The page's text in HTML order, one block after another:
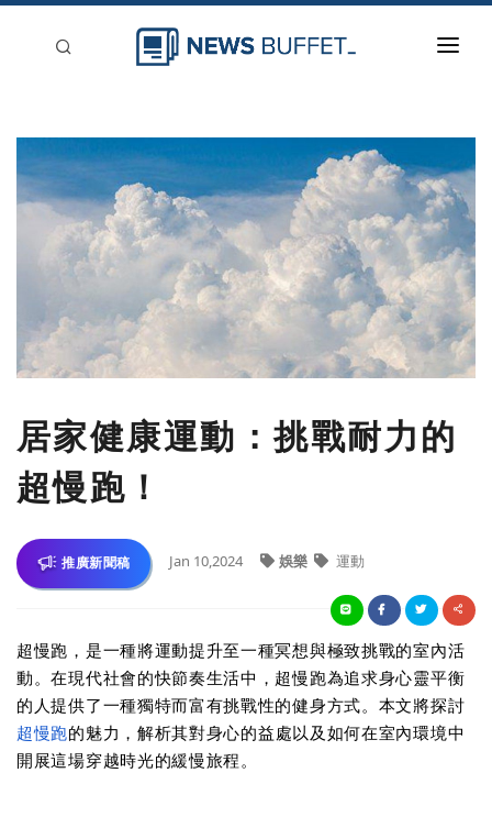
新聞稿分類
刊登
居家健康運動：挑戰耐力的
超慢跑！
推廣新聞稿 Jan 10,2024 娛樂 運動
超慢跑，是一種將運動提升至一種冥想與極致挑戰的室內活
動。在現代社會的快節奏生活中，超慢跑為追求身心靈平衡
的人提供了一種獨特而富有挑戰性的健身方式。本文將探討
超慢跑的魅力，解析其對身心的益處以及如何在室內環境中
開展這場穿越時光的緩慢旅程。